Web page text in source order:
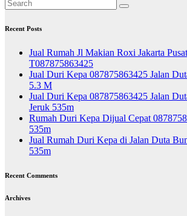
Recent Posts
Jual Rumah Jl Makian Roxi Jakarta
T087875863425
Jual Duri Kepa 087875863425 Jalan
5.3 M
Jual Duri Kepa 087875863425 Jalan
Jeruk 535m
Rumah Duri Kepa Dijual Cepat
535m
Jual Rumah Duri Kepa di Jalan Duta
535m
Recent Comments
Archives